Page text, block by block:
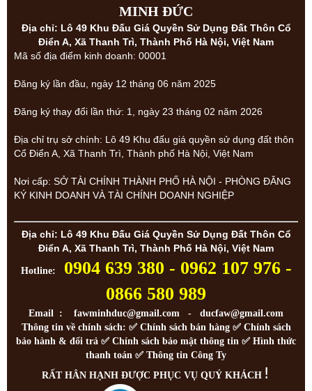
MINH ĐỨC
Địa chỉ: Lô 49 Khu Đấu Giá Quyền Sử Dụng Đất Thôn Cổ
Điển A, Xã Thanh Trì, Thành Phố Hà Nội, Việt Nam
Mã số địa điểm kinh doanh: 00001
Đăng ký lần đầu, ngày 12 tháng 06 năm 2025
Đăng ký thay đổi lần thứ: 1, ngày 23 tháng 02 năm 2026
Địa chỉ trụ sở chính: Lô 49 Khu đấu giá quyền sử dụng đất thôn
Cổ Điển A, Xã Thanh Trì, Thành phố Hà Nội, Việt Nam
Nơi cấp: SỞ TÀI CHÍNH THÀNH PHỐ HÀ NỘI - PHÒNG ĐĂNG
KÝ KINH DOANH VÀ TÀI CHÍNH DOANH NGHIỆP
Địa chỉ: Lô 49 Khu Đấu Giá Quyền Sử Dụng Đất Thôn Cổ
Điển A, Xã Thanh Trì, Thành Phố Hà Nội, Việt Nam
Hotline: 0904 639 380 - 0962 107 976 -
0866 580 989
Email : fawminhduc@gmail.com - ducfaw@gmail.com
Thông tin về chính sách: ✅ Chính sách bán hàng✅ Chính sách
bảo hành & đổi trả ✅ Chính sách bảo mật thông tin ✅ Hình thức
thanh toán ✅ Thông tin Công Ty
RẤT HÂN HẠNH ĐƯỢC PHỤC VỤ QUÝ KHÁCH!